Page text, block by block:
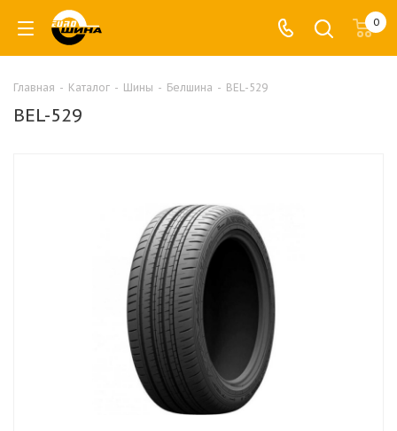
0
Главная - Каталог - Шины - Белшина - BEL-529
BEL-529